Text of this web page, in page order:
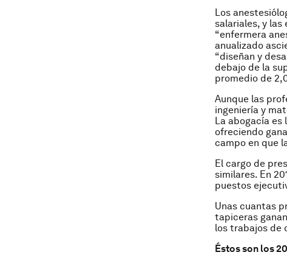
Los
salariales, y las
“enfermera
anualizado
“diseñan y
debajo de la
promedio de
Aunque las
ingeniería y
La abogacía
ofreciendo
campo en que
El cargo de
similares. En
puestos
Unas cuantas
tapiceras
los trabajos de
Éstos son los